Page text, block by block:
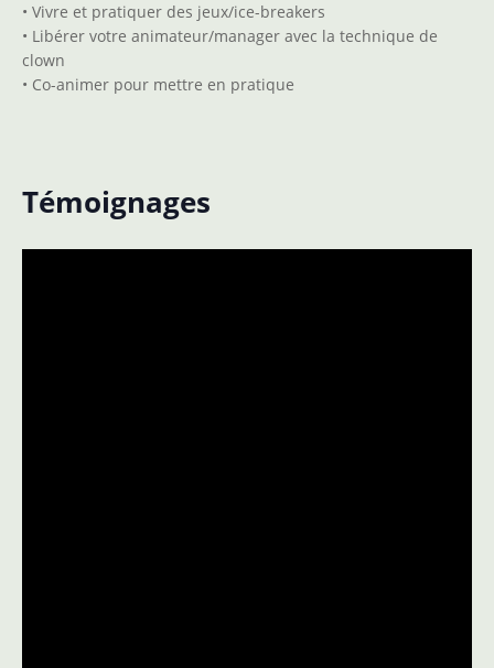
• Vivre et pratiquer des jeux/ice-breakers
• Libérer votre animateur/manager avec la technique de
clown
• Co-animer pour mettre en pratique
Témoignages